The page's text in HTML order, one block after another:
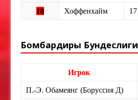
18 Хоффенхайм 17
Бомбардиры Бундеслиги
Игрок
П.-Э. Обамеянг (Боруссия Д)